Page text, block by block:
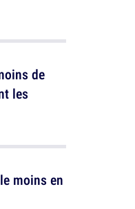
de
les
moins en